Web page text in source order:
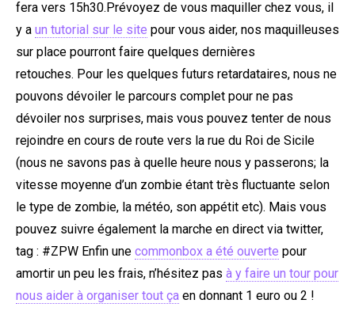
fera vers 15h30.Prévoyez de vous maquiller chez vous, il
y a un tutorial sur le site pour vous aider, nos maquilleuses
sur place pourront faire quelques dernières
retouches. Pour les quelques futurs retardataires, nous ne
pouvons dévoiler le parcours complet pour ne pas
dévoiler nos surprises, mais vous pouvez tenter de nous
rejoindre en cours de route vers la rue du Roi de Sicile
(nous ne savons pas à quelle heure nous y passerons; la
vitesse moyenne d’un zombie étant très fluctuante selon
le type de zombie, la météo, son appétit etc). Mais vous
pouvez suivre également la marche en direct via twitter,
tag : #ZPW Enfin une commonbox a été ouverte pour
amortir un peu les frais, n’hésitez pas à y faire un tour pour
nous aider à organiser tout ça en donnant 1 euro ou 2 !